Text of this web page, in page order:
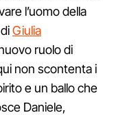
l’uomo della
Giulia
ruolo di
non scontenta i
e un ballo che
Daniele,